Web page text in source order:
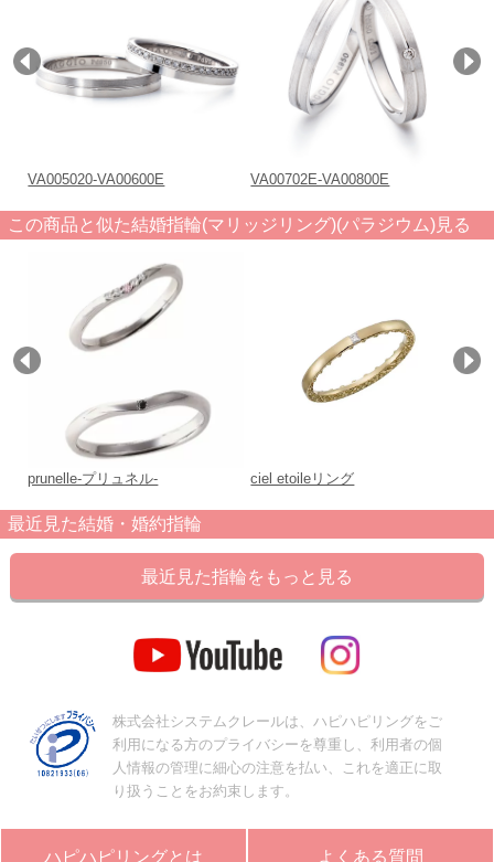
VA005020-VA00600E VA00702E-VA00800E
この商品と似た結婚指輪(マリッジリング)(パラジウム)見る
prunelle-プリュネル- ciel etoileリング
最近見た結婚・婚約指輪
最近見た指輪をもっと見る
株式会社システムクレールは、ハピハピリングをご
利用になる方のプライバシーを尊重し、利用者の個
人情報の管理に細心の注意を払い、これを適正に取
り扱うことをお約束します。
ハピハピリングとは よくある質問